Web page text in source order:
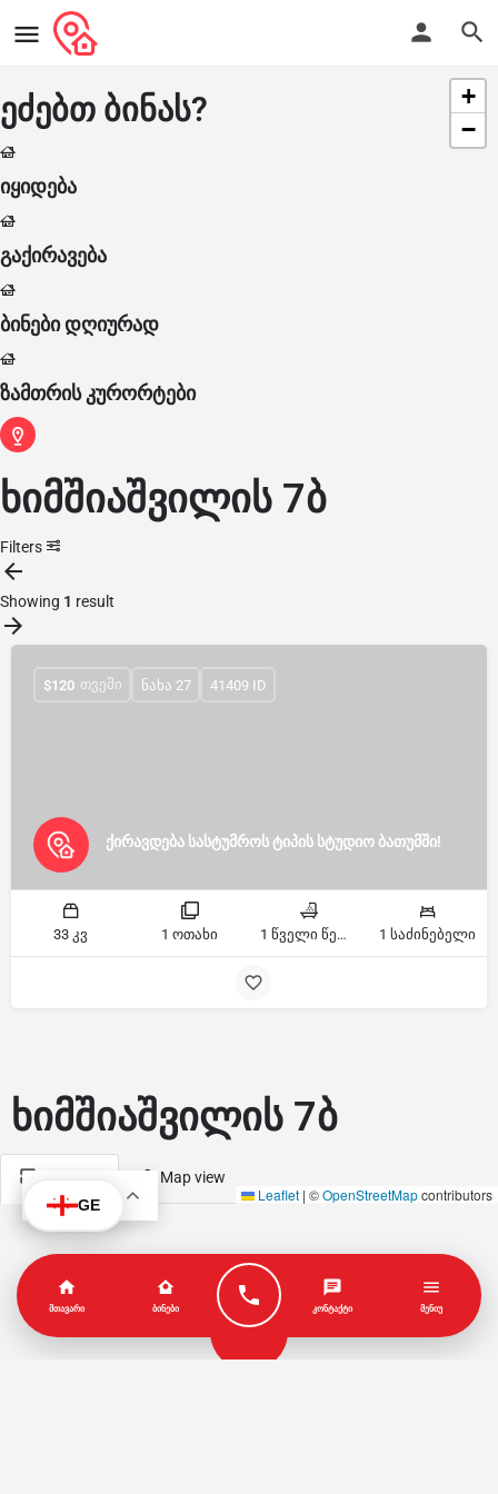
ეძებთ ბინას?
იყიდება
გაქირავება
ბინები დღიურად
ზამთრის კურორტები
ხიმშიაშვილის 7ბ
Filters
Showing 1 result
ქირავდება სასტუმროს ტიპის სტუდიო ბათუმში!
$120 ᲗᲕᲔᲨᲘ ნახა 27 41409 ID
33 კვ 1 ოთახი 1 წველი წერტილი 1 საძინებელი
ხიმშიაშვილის 7ბ
+
−
Leaflet | ©OpenStreetMapcontributors
Map view
GE
ᲛᲗᲐᲕᲐᲠᲘ ᲑᲘᲜᲔᲑᲘ ᲙᲝᲜᲢᲐᲥᲢᲘ ᲛᲔᲜᲘᲣ
KA